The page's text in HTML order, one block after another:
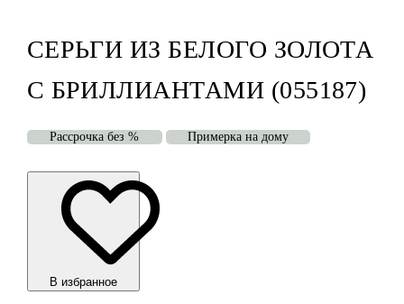
СЕРЬГИ ИЗ БЕЛОГО ЗОЛОТА
С БРИЛЛИАНТАМИ (055187)
Рассрочка без % Примерка на дому
В избранноe